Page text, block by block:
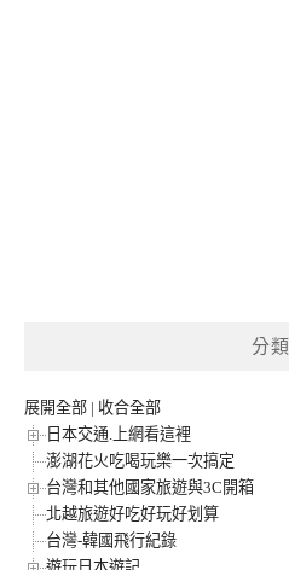
分類
展開全部 | 收合全部
日本交通.上網看這裡
澎湖花火吃喝玩樂一次搞定
台灣和其他國家旅遊與3C開箱
北越旅遊好吃好玩好划算
台灣-韓國飛行紀錄